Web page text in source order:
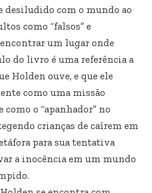
desiludido com o mundo ao
como “falsos” e
um lugar onde
do livro é uma referência a
Holden ouve, e que ele
como uma missão
como o “apanhador” no
crianças de caírem em
para sua tentativa
a inocência em um mundo